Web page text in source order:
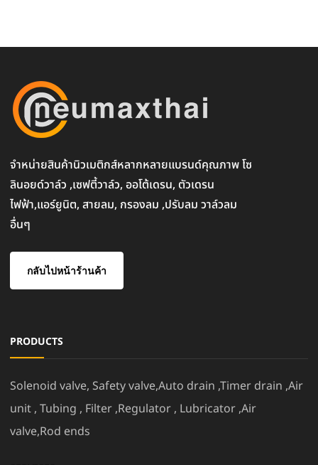
จำหน่ายสินค้านิวเมติกส์หลากหลายแบรนด์คุณภาพ โซ
ลินอยด์วาล์ว ,เซฟตี้วาล์ว, ออโต้เดรน, ตัวเดรน
ไฟฟ้า,แอร์ยูนิต, สายลม, กรองลม ,ปรับลม วาล์วลม
อื่นๆ
กลับไปหน้าร้านค้า
PRODUCTS
Solenoid valve, Safety valve,Auto drain ,Timer drain ,Air
unit , Tubing , Filter ,Regulator , Lubricator ,Air
valve,Rod ends